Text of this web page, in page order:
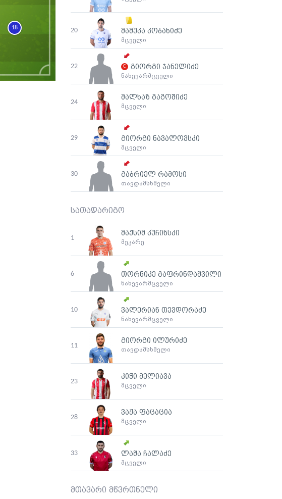
20 მამუკა კობახიძე
მცველი
22 გიორგი ჯანელიძე
ნახევარმცველი
24
მალხაზ გაგოშიძე
მცველი
29 გიორგი ნავალოვსკი
მცველი
30 გაბრიელ რამოსი
თავდამსხმელი
სათადარიგო
1
მაქსიმ კუჩინსკი
მეკარე
6 თორნიკე გაფრინდაშვილი
ნახევარმცველი
10 ვალერიან თევდორაძე
ნახევარმცველი
11
გიორგი ილურიძე
თავდამსხმელი
23
კიჭი მელიავა
მცველი
28
ვაჟა ფაცაცია
მცველი
33 ლაშა ჩალაძე
მცველი
მთავარი მწვრთნელი
18